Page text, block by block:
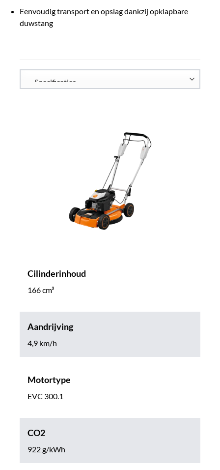
Eenvoudig transport en opslag dankzij opklapbare
duwstang
Cilinderinhoud
166 cm³
Aandrijving
4,9 km/h
Motortype
EVC 300.1
CO2
922 g/kWh